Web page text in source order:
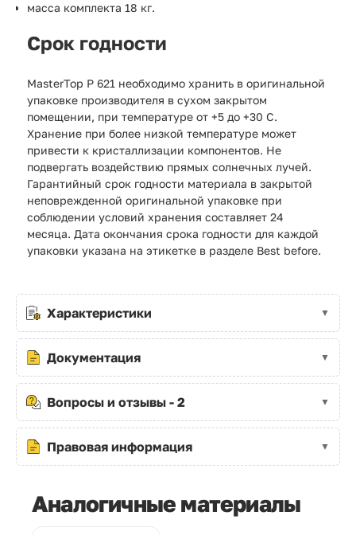
масса комплекта 18 кг.
Срок годности
MasterTop P 621 необходимо хранить в оригинальной
упаковке производителя в сухом закрытом
помещении, при температуре от +5 до +30 С.
Хранение при более низкой температуре может
привести к кристаллизации компонентов. Не
подвергать воздействию прямых солнечных лучей.
Гарантийный срок годности материала в закрытой
неповрежденной оригинальной упаковке при
соблюдении условий хранения составляет 24
месяца. Дата окончания срока годности для каждой
упаковки указана на этикетке в разделе Best before.
Характеристики
Документация
Вопросы и отзывы - 2
Правовая информация
Аналогичные материалы